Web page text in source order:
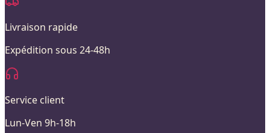
Livraison rapide
Expédition sous 24-48h
Service client
Lun-Ven 9h-18h